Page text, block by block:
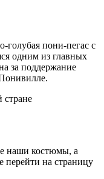
голубая пони-пегас с
одним из главных
за поддержание
стране
наши костюмы, а
перейти на страницу